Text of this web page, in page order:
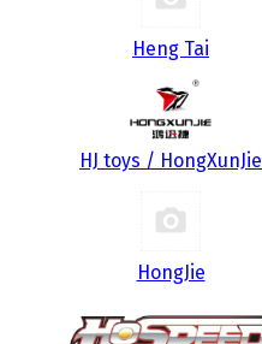
Heng Tai
HJ toys / HongXunJie
HongJie